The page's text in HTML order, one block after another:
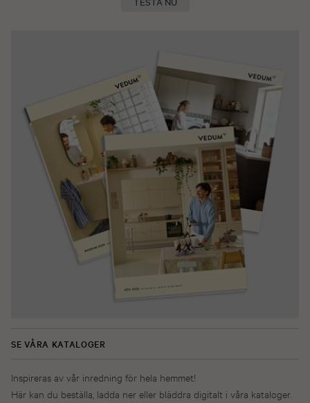
SE VÅRA KATALOGER
Inspireras av vår inredning för hela hemmet!
Här kan du beställa, ladda ner eller bläddra digitalt i våra kataloger.